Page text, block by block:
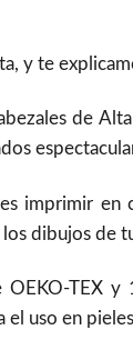
y te
de
imprimir en
dibujos de
OEKO-TEX
uso en